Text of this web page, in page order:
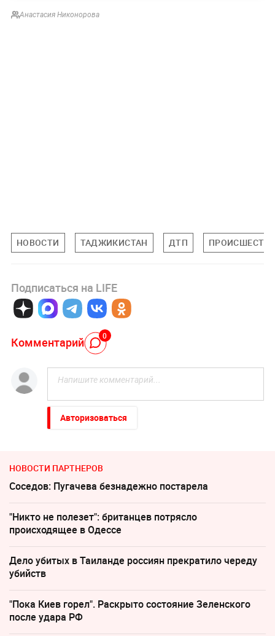
Анастасия Никонорова
НОВОСТИ ТАДЖИКИСТАН ДТП
Подписаться на LIFE
Комментарий 0
Авторизоваться
НОВОСТИ ПАРТНЕРОВ
Соседов: Пугачева безнадежно постарела
"Никто не полезет": британцев потрясло
происходящее в Одессе
Дело убитых в Таиланде россиян прекратило череду
убийств
"Пока Киев горел". Раскрыто состояние Зеленского
после удара РФ